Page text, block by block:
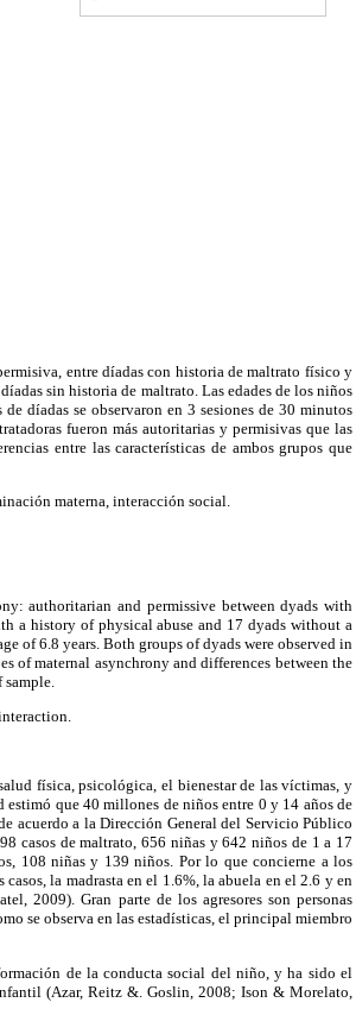
entre díadas con historia de maltrato físico y
sin historia de maltrato. Las edades de los niños
díadas se observaron en 3 sesiones de 30 minutos
fueron más autoritarias y permisivas que las
entre las características de ambos grupos que
materna, interacción social.
authoritarian and permissive between dyads with
a history of physical abuse and 17 dyads without a
of 6.8 years. Both groups of dyads were observed in
of maternal asynchrony and differences between the
física, psicológica, el bienestar de las víctimas, y
que 40 millones de niños entre 0 y 14 años de
acuerdo a la Dirección General del Servicio Público
casos de maltrato, 656 niñas y 642 niños de 1 a 17
108 niñas y 139 niños. Por lo que concierne a los
la madrasta en el 1.6%, la abuela en el 2.6 y en
2009). Gran parte de los agresores son personas
se observa en las estadísticas, el principal miembro
de la conducta social del niño, y ha sido el
(Azar, Reitz &. Goslin, 2008; Ison & Morelato,